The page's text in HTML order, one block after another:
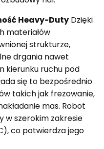
Heavy-Duty Dzięki
materiałów
strukturze,
drgania nawet
kierunku ruchu pod
się to bezpośrednio
takich jak frezowanie,
mas. Robot
w szerokim zakresie
co potwierdza jego